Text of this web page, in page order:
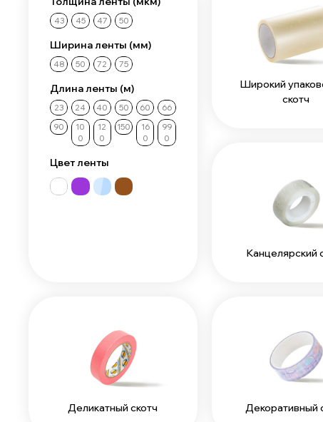
43 45 47 50
Ширина ленты (мм)
48 50 72 75
Длина ленты (м)
23 24 40 50 60
66
90
10
0
12
0
150
16
0
99
0
Цвет ленты
Широкий
скотч
Канцелярский
Деликатный скотч Декоративный